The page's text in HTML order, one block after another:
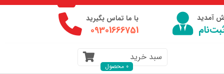
آمدید با ما تماس بگیرید
09301666751
سبد خرید
0 محصول